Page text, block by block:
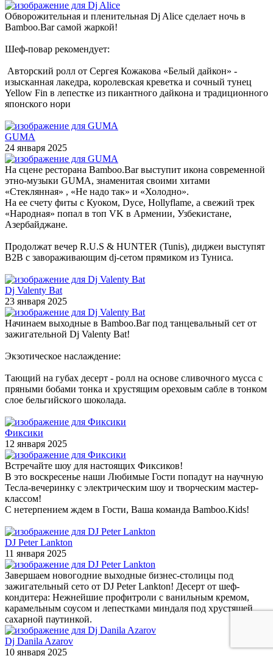
Обворожительная и пленительная Dj Alice сделает ночь в
Bamboo.Bar самой жаркой!
Шеф-повар рекомендует:
Авторский ролл от Сергея Кожакова «Белый дайкон» -
изысканная лакедра, королевская креветка и сочный тунец
Yellow Fin в лепестке из пикантного дайкона и традиционного
японского нори
GUMA
24 января 2025
На сцене ресторана Bamboo.Bar выступит икона современной
этно-музыки GUMA, знаменитая своими хитами
«Стеклянная» , «Не надо так» и «Холодно».
На ее счету фиты с Куоком, Dyce, Hollyflame, а свежий трек
«Народная» попал в топ VK в Армении, Узбекистане,
Азербайджане.
Продолжат вечер R.U.S & HUNTER (Tunis), диджеи выступят
B2B с завораживающим dj-сетом прямиком из Туниса.
Dj Valenty Bat
23 января 2025
Начинаем выходные в Bamboo.Bar под танцевальный сет от
зажигательной Dj Valenty Bat!
Экзотическое наслаждение:
Тающий на губах десерт - ролл на основе сливочного мусса с
пряными бобами тонка и хрустящим ореховым сабле в тонком
слое бельгийского шоколада.
Фиксики
12 января 2025
Встречайте шоу для настоящих Фиксиков!
В это воскресенье наши Любимые Гости попадут на научную
Тесла-вечеринку с электрическим шоу и творческим мастер-
классом!
С нетерпением ждем в Гости, Ваша команда Bamboo.Kids!
DJ Peter Lankton
11 января 2025
Завершаем новогодние выходные бизнес-столицы под
зажигательный сето от DJ Peter Lankton! Десерт от шеф-
кондитера: Нежнейшие профитроли с ванильным кремом,
карамельным соусом и лепестками миндаля под хрустящей
сахарной паутинкой.
Dj Danila Azarov
10 января 2025